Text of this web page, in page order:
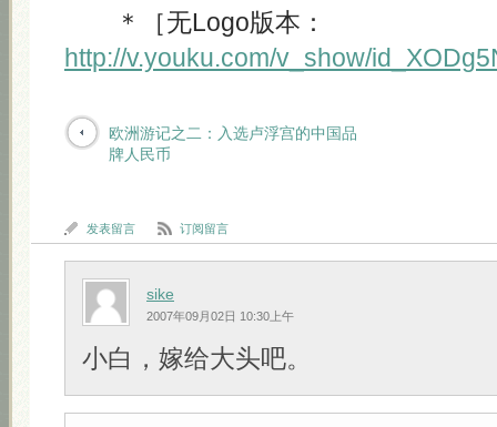
＊［无Logo版本：
http://v.youku.com/v_show/
欧洲游记之二：入选卢浮宫的中国品
牌人民币
发表留言 订阅留言
sike
2007年09月02日 10:30上午
小白，嫁给大头吧。